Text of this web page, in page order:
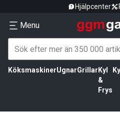
Hjälpcenter
Menu
KöksmaskinerUgnarGrillar Kyl
&
Frys